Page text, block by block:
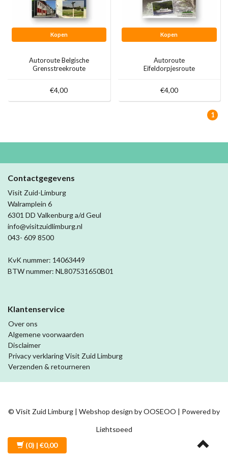
Kopen
Autoroute Belgische
Grensstreekroute
€4,00
Kopen
Autoroute
Eifeldorpjesroute
€4,00
1
Contactgegevens
Visit Zuid-Limburg
Walramplein 6
6301 DD Valkenburg a/d Geul
info@visitzuidlimburg.nl
043- 609 8500
KvK nummer: 14063449
BTW nummer: NL807531650B01
Klantenservice
Over ons
Algemene voorwaarden
Disclaimer
Privacy verklaring Visit Zuid Limburg
Verzenden & retourneren
© Visit Zuid Limburg | Webshop design byOOSEOO | Powered by
Lightspeed
(0) | €0,00